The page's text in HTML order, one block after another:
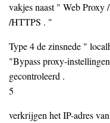
vakjes naast " Web
/HTTPS . "
Type 4 de zinsnede "
"Bypass proxy-
gecontroleerd .
5
verkrijgen het IP-adres